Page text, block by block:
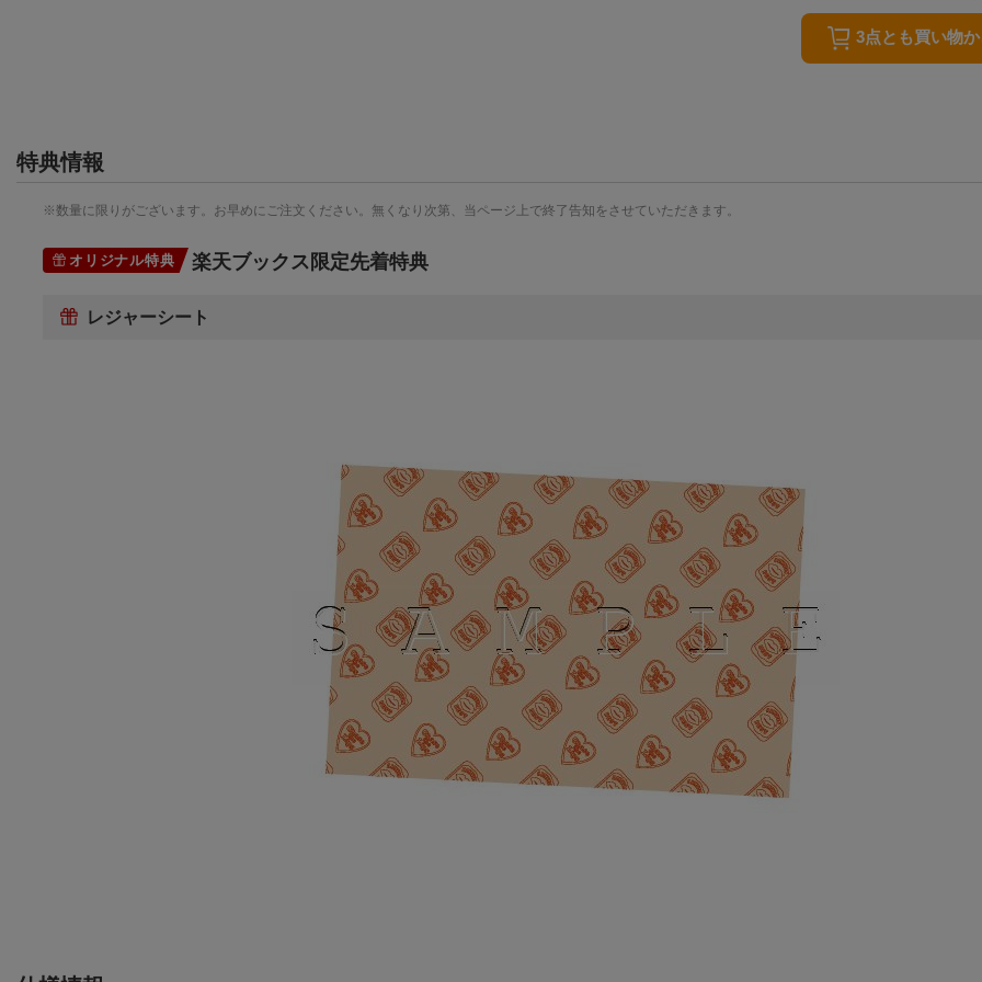
3点とも買い物
特典情報
※数量に限りがございます。お早めにご注文ください。無くなり次第、当ページ上で終了告知をさせていただきます。
オリジナル特典 楽天ブックス限定先着特典
レジャーシート